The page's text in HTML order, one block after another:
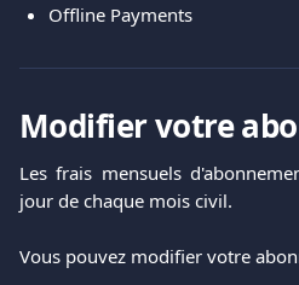
Offline Payments
Modifier votre
Les frais mensuels
jour de chaque mois civil.
Vous pouvez modifier votre